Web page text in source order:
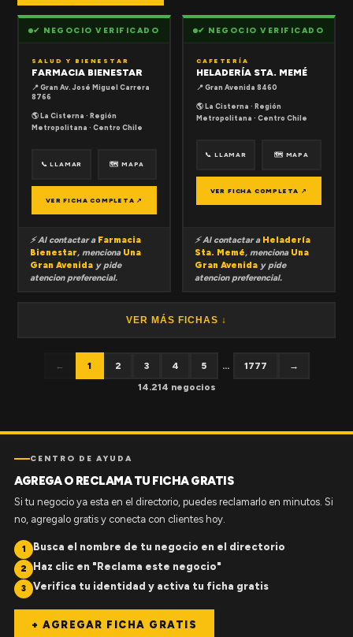
✔ NEGOCIO VERIFICADO
SALUD Y BIENESTAR
FARMACIA BIENESTAR
📍 Gran Av. José Miguel Carrera
8766
🌎 La Cisterna · Región
Metropolitana · Centro Chile
📞 LLAMAR 🗺 MAPA
VER FICHA COMPLETA ↗
⚡ Al contactar a Farmacia
Bienestar, menciona Una
Gran Avenida y pide
atencion preferencial.
✔ NEGOCIO VERIFICADO
CAFETERÍA
HELADERÍA STA. MEMÉ
📍 Gran Avenida 8460
🌎 La Cisterna · Región
Metropolitana · Centro Chile
📞 LLAMAR 🗺 MAPA
VER FICHA COMPLETA ↗
⚡ Al contactar a Heladería
Sta. Memé, menciona Una
Gran Avenida y pide
atencion preferencial.
VER MÁS FICHAS ↓
← 1 2 3 4 5 ... 1777
→
14.214 negocios
CENTRO DE AYUDA
AGREGA O RECLAMA TU FICHA GRATIS
Si tu negocio ya esta en el directorio, puedes reclamarlo en minutos. Si
no, agregalo gratis y conecta con clientes hoy.
1 Busca el nombre de tu negocio en el directorio
2 Haz clic en "Reclama este negocio"
3 Verifica tu identidad y activa tu ficha gratis
+ AGREGAR FICHA GRATIS